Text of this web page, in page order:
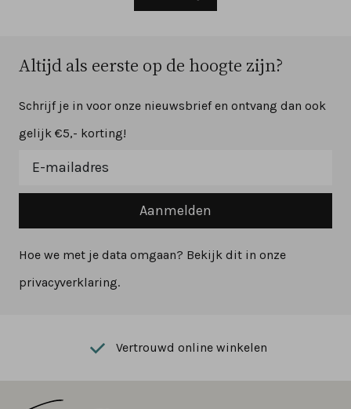
Altijd als eerste op de hoogte zijn?
Schrijf je in voor onze nieuwsbrief en ontvang dan ook
gelijk €5,- korting!
Aanmelden
Hoe we met je data omgaan? Bekijk dit in onze
privacyverklaring.
Vertrouwd online winkelen